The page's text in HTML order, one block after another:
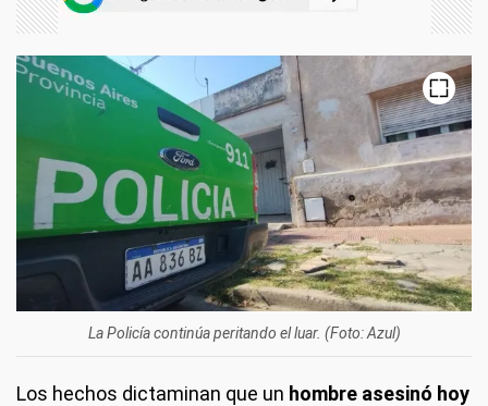
La Policía continúa peritando el luar. (Foto: Azul)
Los hechos dictaminan que un hombre asesinó hoy